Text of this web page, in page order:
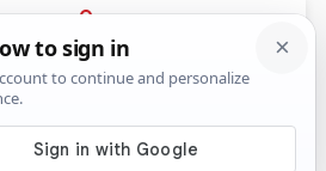
PRIJAVA
News Komentari
se morati malo